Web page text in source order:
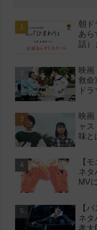
朝ド
あら
話）
映画
救命
ド
映画
ャ
味と
【
ネタ
MV
【
ネタ
孝太